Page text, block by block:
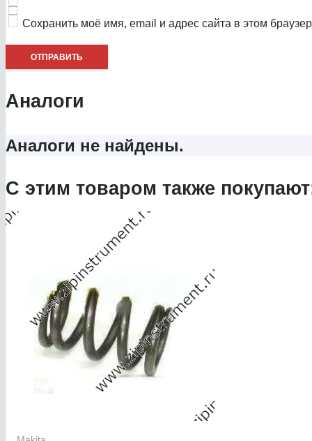
Сохранить моё имя, email и адрес сайта в этом
Аналоги
Аналоги не найдены.
С этим товаром также